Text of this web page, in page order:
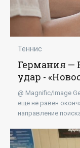
Теннис
Германия —
удар -
@ Magnific/Image
еще не равен
направление